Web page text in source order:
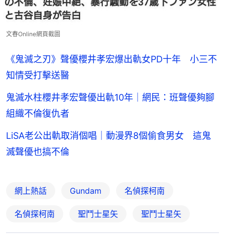
文春Online網頁截圖
《鬼滅之刃》聲優櫻井孝宏爆出軌女PD十年 小三不
知情受打擊送醫
鬼滅水柱櫻井孝宏聲優出軌10年｜網民：班聲優夠腳
組織不倫復仇者
LiSA老公出軌取消個唱｜動漫界8個偷食男女 這鬼
滅聲優也搞不倫
網上熱話 Gundam 名偵探柯南
名偵探柯南 聖鬥士星矢 聖鬥士星矢